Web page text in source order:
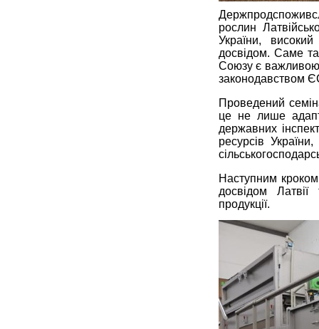
рослин
України,
досвідом. Саме
Союзу є важливою
законодавством
Проведений
це не лише
державних
ресурсів
Наступним кроком
досвідом
продукції.